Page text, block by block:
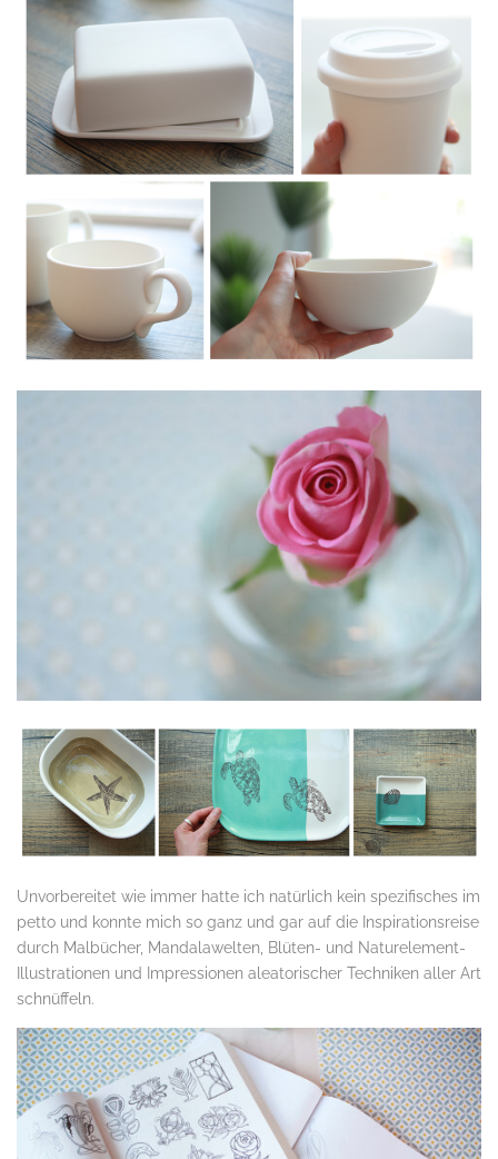
Unvorbereitet wie immer hatte ich natürlich kein spezifisches im
petto und konnte mich so ganz und gar auf die Inspirationsreise
durch Malbücher, Mandalawelten, Blüten- und Naturelement-
Illustrationen und Impressionen aleatorischer Techniken aller Art
schnüffeln.